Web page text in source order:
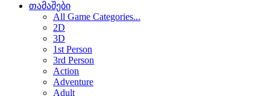
თამაშები
All Game Categories...
2D
3D
1st Person
3rd Person
Action
Adventure
Adult